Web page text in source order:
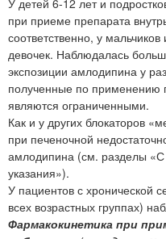
при приеме препарата
соответственно, у
девочек. Наблюдалась
экспозиции амлодипина у
полученные по применению
являются ограниченными.
Как и у других блокаторов
при печеночной
амлодипина (см. разделы
указания»).
У пациентов с хронической
всех возрастных группах)
Фармакокинетика при